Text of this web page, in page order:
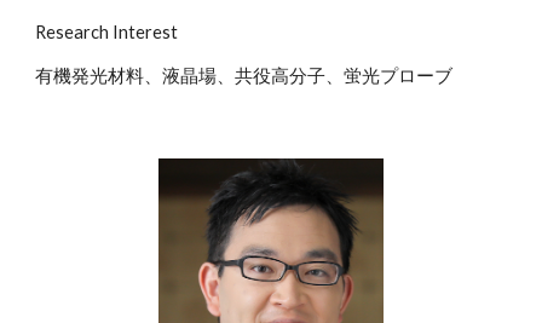
Research Interest
有機発光材料、液晶場、共役高分子、蛍光プローブ